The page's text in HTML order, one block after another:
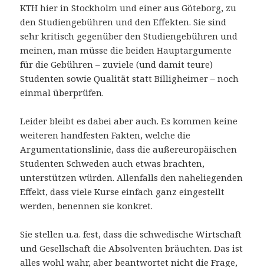
KTH hier in Stockholm und einer aus Göteborg, zu
den Studiengebühren und den Effekten. Sie sind
sehr kritisch gegenüber den Studiengebühren und
meinen, man müsse die beiden Hauptargumente
für die Gebühren – zuviele (und damit teure)
Studenten sowie Qualität statt Billigheimer – noch
einmal überprüfen.
Leider bleibt es dabei aber auch. Es kommen keine
weiteren handfesten Fakten, welche die
Argumentationslinie, dass die außereuropäischen
Studenten Schweden auch etwas brachten,
unterstützen würden. Allenfalls den naheliegenden
Effekt, dass viele Kurse einfach ganz eingestellt
werden, benennen sie konkret.
Sie stellen u.a. fest, dass die schwedische Wirtschaft
und Gesellschaft die Absolventen bräuchten. Das ist
alles wohl wahr, aber beantwortet nicht die Frage,